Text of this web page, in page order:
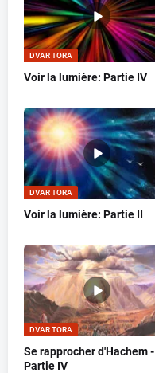
DVAR TORA
Voir la lumière: Partie IV
DVAR TORA
Voir la lumière: Partie II
DVAR TORA
Se rapprocher d'Hachem -
Partie IV